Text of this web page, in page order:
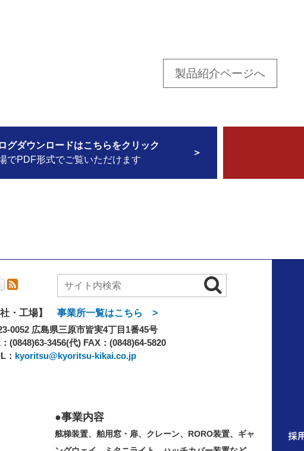
製品紹介ページへ
グダウンロードはこちらをクリック
でPDF形式でご覧いただけます
社・工場】 事業所一覧はこちら >
0052 広島県三原市皆実4丁目1番45号
(0848)63-3456(代) FAX：(0848)64-5820
： kyoritsu@kyoritsu-kikai.co.jp
事業内容
舷梯装置、舶用窓・扉、クレーン、RORO装置、ギャ